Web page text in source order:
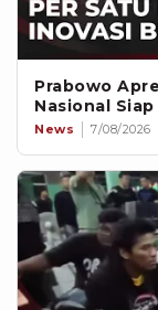
Prabowo
Nasional
News 7/08/2026